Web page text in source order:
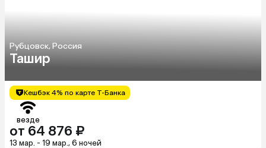
Рубцовск, Россия
Ташир
Кешбэк 4% по карте Т-Банка
везде
от 64 876 ₽
13 мар. - 19 мар., 6 ночей